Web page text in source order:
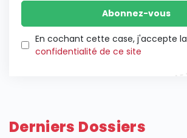
En cochant cette case, j'accepte la
confidentialité de ce site
Derniers Dossiers